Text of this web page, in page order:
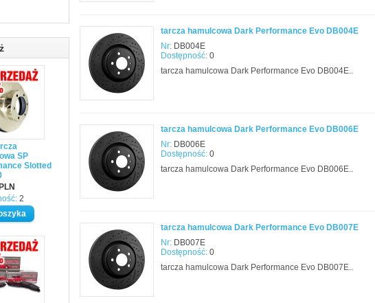
SP
Slotted
2
tarcza hamulcowa Dark Performance Evo DB004E
Nr: DB004E
Dostępność: 0
tarcza hamulcowa Dark Performance Evo DB004E..
tarcza hamulcowa Dark Performance Evo DB006E
Nr: DB006E
Dostępność: 0
tarcza hamulcowa Dark Performance Evo DB006E..
tarcza hamulcowa Dark Performance Evo DB007E
Nr: DB007E
Dostępność: 0
tarcza hamulcowa Dark Performance Evo DB007E..